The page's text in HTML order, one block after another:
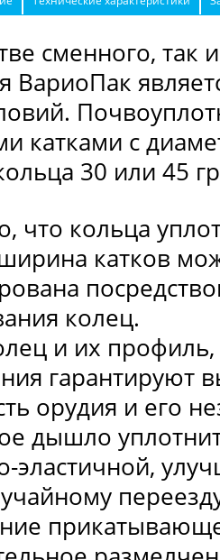
сменного, так
ВариоПак
катками с
30 или 45
что кольца
катков
колец.
и их
гарантируют
орудия и его
дышло
эластичной,